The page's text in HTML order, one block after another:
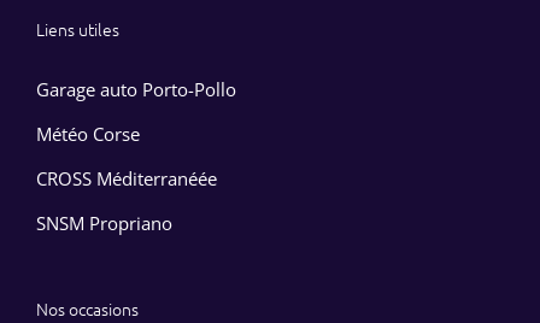
Liens utiles
Garage auto Porto-Pollo
Météo Corse
CROSS Méditerranéée
SNSM Propriano
Nos occasions